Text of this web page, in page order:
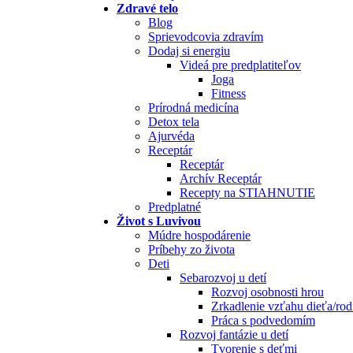
Zdravé telo
Blog
Sprievodcovia zdravím
Dodaj si energiu
Videá pre predplatiteľov
Joga
Fitness
Prírodná medicína
Detox tela
Ajurvéda
Receptár
Receptár
Archív Receptár
Recepty na STIAHNUTIE
Predplatné
Život s Luvivou
Múdre hospodárenie
Príbehy zo života
Deti
Sebarozvoj u detí
Rozvoj osobnosti hrou
Zrkadlenie vzťahu dieťa/
Práca s podvedomím
Rozvoj fantázie u detí
Tvorenie s deťmi